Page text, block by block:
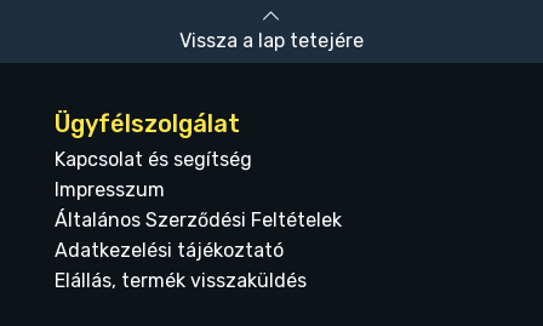
Vissza a lap tetejére
Ügyfélszolgálat
Kapcsolat és segítség
Impresszum
Általános Szerződési Feltételek
Adatkezelési tájékoztató
Elállás, termék visszaküldés